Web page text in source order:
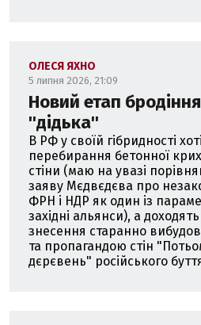
ОЛЕСЯ ЯХНО
5 липня 2026, 21:09
Новий етап
''дідька''
В РФ у своїй гібридності
перебирання бетонної
стіни (маю на увазі
заяву Мєдвєдєва про
ФРН і НДР як один із
західні альянси), а
знесення старанно
та пропагандою стін
дєрєвень" російського